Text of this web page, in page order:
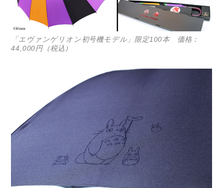
「エヴァンゲリオン初号機モデル」限定100本 価格：
44,000円（税込）